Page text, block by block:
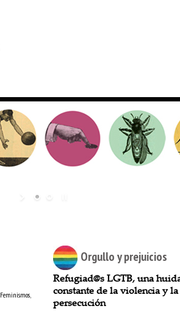
Feminismos,
Orgullo y prejuicios
Refugiad@s LGTB, una
constante de la violencia y la
persecución